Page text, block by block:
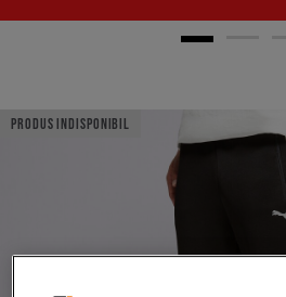
PRODUS INDISPONIBIL